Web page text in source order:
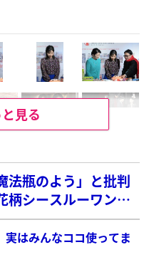
見る
法瓶のよう」と批判
柄シースルーワン
はみんなココ使ってま